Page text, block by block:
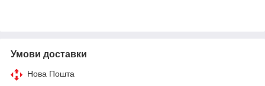
Умови доставки
Нова Пошта